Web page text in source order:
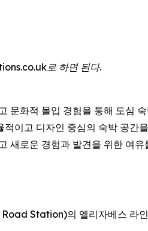
로 하면 된다.
문화적 몰입 경험을 통해 도심
이고 디자인 중심의 숙박 공간
새로운 경험과 발견을 위한 여유
Station)의 엘리자베스 라인